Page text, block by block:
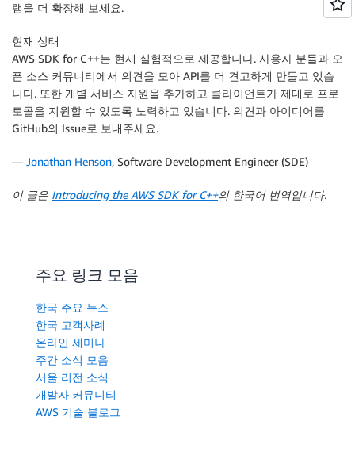
램을 더 확장해 보세요.
현재 상태
AWS SDK for C++는 현재 실험적으로 제공합니다. 사용자 분들과 오
픈 소스 커뮤니티에서 의견을 모아 API를 더 견고하게 만들고 있습
니다. 또한 개별 서비스 지원을 추가하고 클라이언트가 제대로 프로
토콜을 지원할 수 있도록 노력하고 있습니다. 의견과 아이디어를
GitHub의 Issue로 보내주세요.
— Jonathan Henson, Software Development Engineer (SDE)
이 글은 Introducing the AWS SDK for C++의 한국어 번역입니다.
주요 링크 모음
한국 주요 뉴스
한국 고객사례
온라인 세미나
주간 소식 모음
서울 리전 소식
개발자 커뮤니티
AWS 기술 블로그